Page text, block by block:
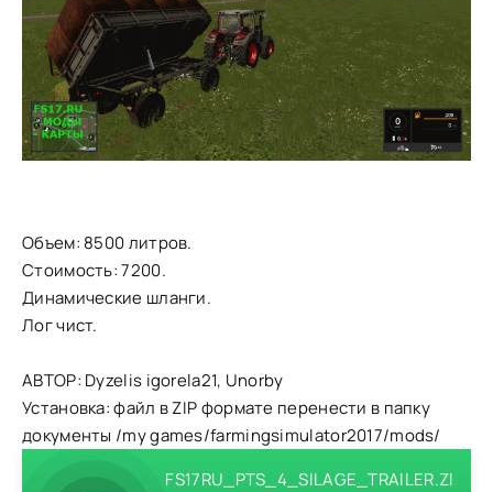
Объем: 8500 литров.
Стоимость: 7200.
Динамические шланги.
Лог чист.
АВТОР: Dyzelis igorela21, Unorby
Установка: файл в ZIP формате перенести в папку
документы /my games/farmingsimulator2017/mods/
FS17RU_PTS_4_SILAGE_TRAILER.ZI